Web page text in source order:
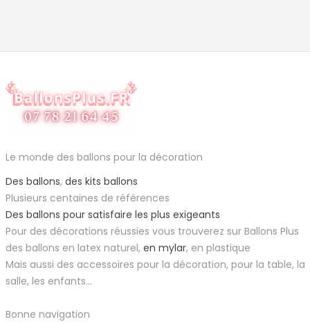
Le monde des ballons pour la décoration
Des ballons, des kits ballons
Plusieurs centaines de références
Des ballons pour satisfaire les plus exigeants
Pour des décorations réussies vous trouverez sur Ballons Plus
des ballons en latex naturel, en mylar, en plastique
Mais aussi des accessoires pour la décoration, pour la table, la
salle, les enfants...
Bonne navigation